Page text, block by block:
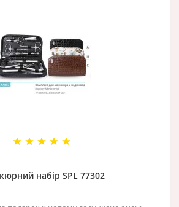
набір SPL 77302